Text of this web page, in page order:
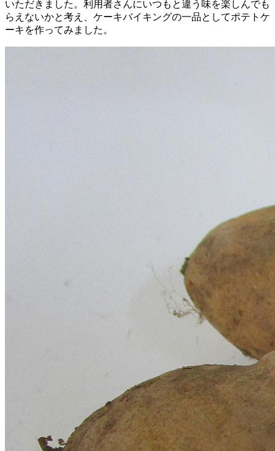
いただきました。利用者さんにいつもと違う味を楽しんでも
らえないかと考え、ケーキバイキングの一品としてポテトケ
ーキを作ってみました。